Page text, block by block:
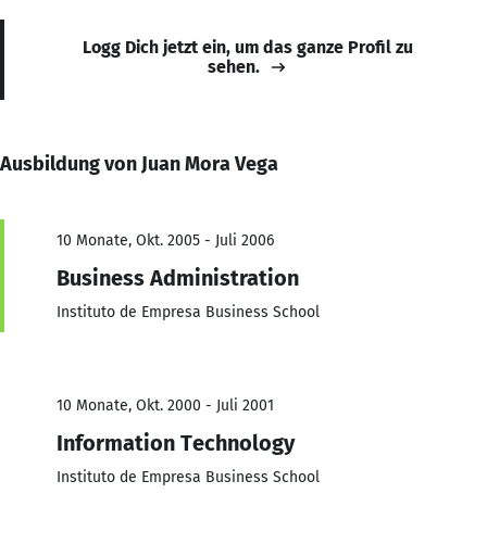
Logg Dich jetzt ein, um das ganze Profil zu
sehen.
Ausbildung von Juan Mora Vega
10 Monate, Okt. 2005 - Juli 2006
Business Administration
Instituto de Empresa Business School
10 Monate, Okt. 2000 - Juli 2001
Information Technology
Instituto de Empresa Business School